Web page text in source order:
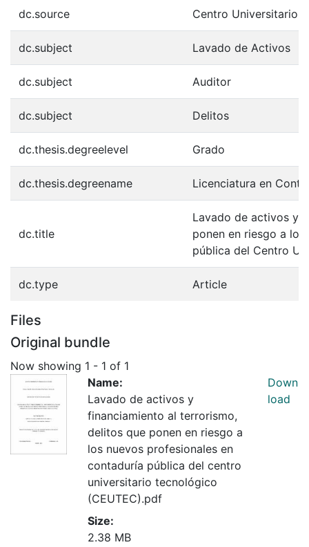
dc.source Centro Universitario
dc.subject Lavado de Activos
dc.subject Auditor
dc.subject Delitos
dc.thesis.degreelevel Grado
dc.thesis.degreename Licenciatura en
dc.title
Lavado de activos y
ponen en riesgo a
pública del Centro
dc.type Article
Files
Original bundle
Now showing 1 - 1 of 1
Name:
Lavado de activos y
financiamiento al terrorismo,
delitos que ponen en riesgo a
los nuevos profesionales en
contaduría pública del centro
universitario tecnológico
(CEUTEC).pdf
Size:
2.38 MB
Down
load